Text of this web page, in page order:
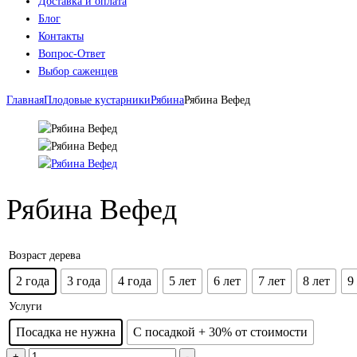
Блог
Контакты
Вопрос-Ответ
Выбор саженцев
ГлавнаяПлодовые кустарникиРябинаРябина Вефед
Рябина Вефед
Возраст дерева
2 года 3 года 4 года 5 лет 6 лет 7 лет 8 лет 9
Услуги
Посадка не нужна С посадкой + 30% от стоимости